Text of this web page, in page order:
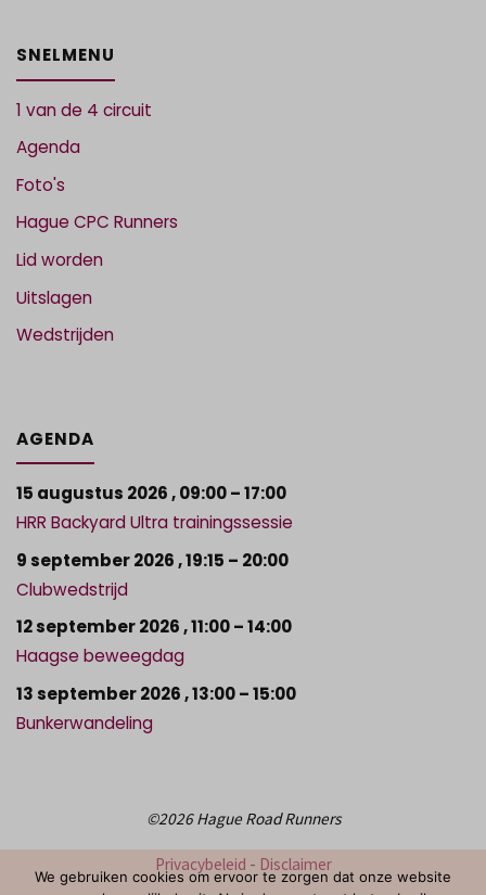
SNELMENU
1 van de 4 circuit
Agenda
Foto's
Hague CPC Runners
Lid worden
Uitslagen
Wedstrijden
AGENDA
15 augustus 2026,09:00– 17:00
HRR Backyard Ultra trainingssessie
9 september 2026,19:15 – 20:00
Clubwedstrijd
12 september 2026,11:00– 14:00
Haagse beweegdag
13 september 2026,13:00– 15:00
Bunkerwandeling
©2026 Hague Road Runners
Privacybeleid - Disclaimer
We gebruiken cookies om ervoor te zorgen dat onze website